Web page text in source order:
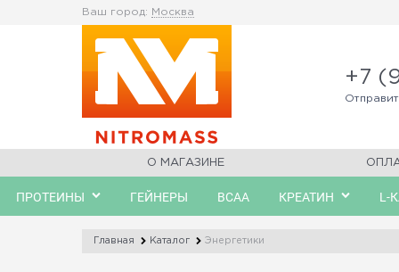
Ваш город: Москва
+7
О МАГАЗИНЕ
ПРОТЕИНЫ ГЕЙНЕРЫ BCAA КРЕАТИН L-
Главная Каталог Энергетики